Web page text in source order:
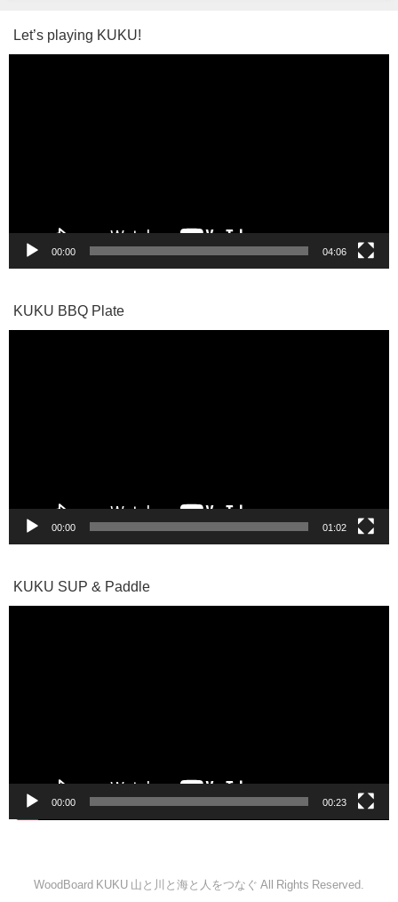
Let’s playing KUKU!
00:00 04:06
KUKU BBQ Plate
00:00 01:02
KUKU SUP & Paddle
00:00 00:23
WoodBoard KUKU 山と川と海と人をつなぐ All Rights Reserved.